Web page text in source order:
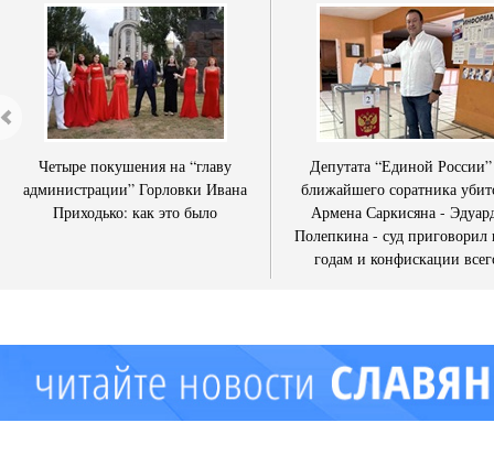
Четыре покушения на “главу
администрации” Горловки Ивана
Приходько: как это было
Депутата “Единой
ближайшего соратника
Армена Саркисяна -
Полепкина - суд приговорил
годам и конфискации